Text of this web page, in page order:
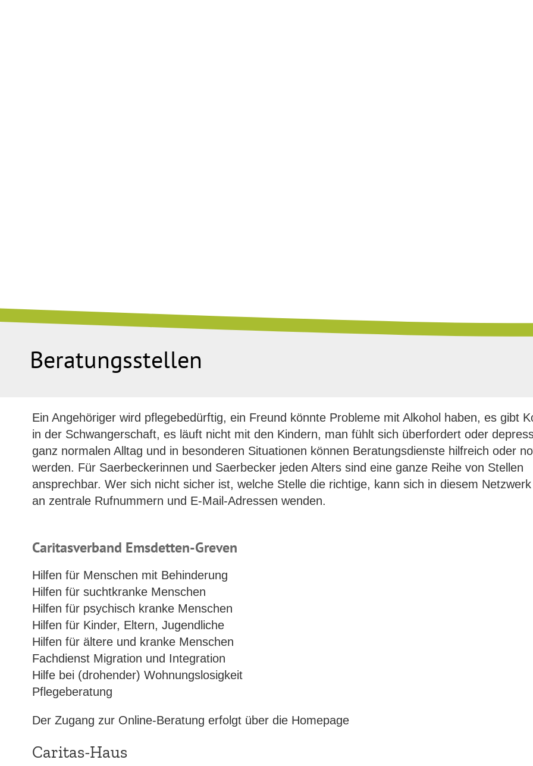
Beratungsstellen
Ein Angehöriger wird pflegebedürftig, ein Freund könnte Probleme mit Alkohol haben, es gibt
in der Schwangerschaft, es läuft nicht mit den Kindern, man fühlt sich überfordert oder
ganz normalen Alltag und in besonderen Situationen können Beratungsdienste hilfreich oder
werden. Für Saerbeckerinnen und Saerbecker jeden Alters sind eine ganze Reihe von Stellen
ansprechbar. Wer sich nicht sicher ist, welche Stelle die richtige, kann sich in diesem
an zentrale Rufnummern und E-Mail-Adressen wenden.
Caritasverband Emsdetten-Greven
Hilfen für Menschen mit Behinderung
Hilfen für suchtkranke Menschen
Hilfen für psychisch kranke Menschen
Hilfen für Kinder, Eltern, Jugendliche
Hilfen für ältere und kranke Menschen
Fachdienst Migration und Integration
Hilfe bei (drohender) Wohnungslosigkeit
Pflegeberatung
Der Zugang zur Online-Beratung erfolgt über die Homepage
Caritas-Haus